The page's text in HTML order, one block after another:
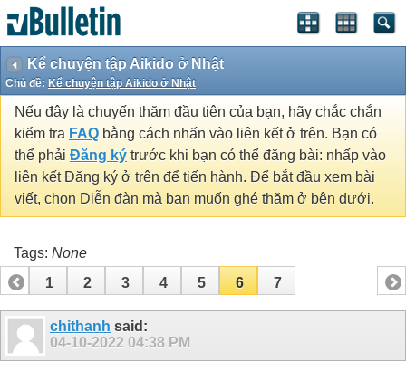
Kể chuyện tập Aikido ở Nhật
Chủ đề: Kể chuyện tập Aikido ở Nhật
Nếu đây là chuyến thăm đầu tiên của bạn, hãy chắc chắn
kiểm tra FAQ bằng cách nhấn vào liên kết ở trên. Bạn có
thể phải Đăng ký trước khi bạn có thể đăng bài: nhấp vào
liên kết Đăng ký ở trên để tiến hành. Để bắt đầu xem bài
viết, chọn Diễn đàn mà bạn muốn ghé thăm ở bên dưới.
Tags: None
1
2 3 4 5 6 7
chithanh said:
04-10-2022 04:38 PM